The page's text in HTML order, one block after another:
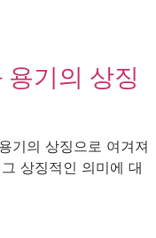
기의 상징
기의 상징으로 여겨져
상징적인 의미에 대